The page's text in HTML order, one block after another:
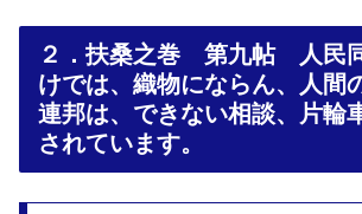
２．扶桑之巻 第九帖 人民
けでは、織物にならん、人間
連邦は、できない相談、片輪
されています。